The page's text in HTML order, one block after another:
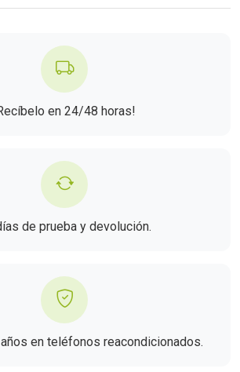
en 24/48 horas!
de prueba y devolución.
en teléfonos reacondicionados.